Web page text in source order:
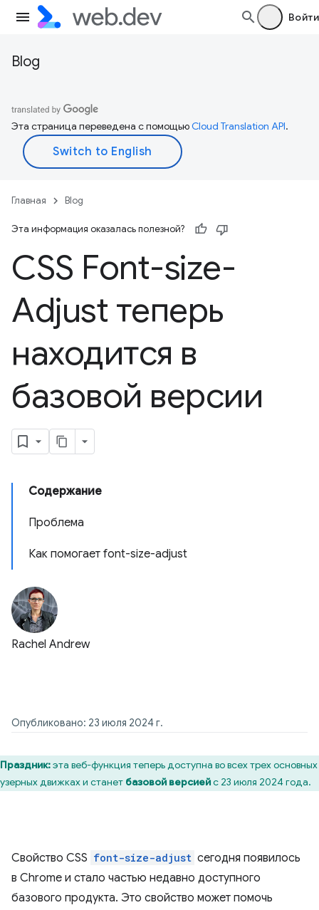
Войти
Blog
Эта страница переведена с помощьюCloud Translation API.
Главная Blog
Эта информация оказалась полезной?
CSS Font-size-
Adjust теперь
находится в
базовой версии
Содержание
Проблема
Как помогает font-size-adjust
Rachel Andrew
Опубликовано: 23 июля 2024 г.
Праздник:эта веб-функция теперь доступна во всех трех основных
движках и станет базовой версиейс 23 июля 2024 года.
Свойство CSS font-size-adjust сегодня появилось
в Chrome и стало частью недавно доступного
базового продукта. Это свойство может помочь